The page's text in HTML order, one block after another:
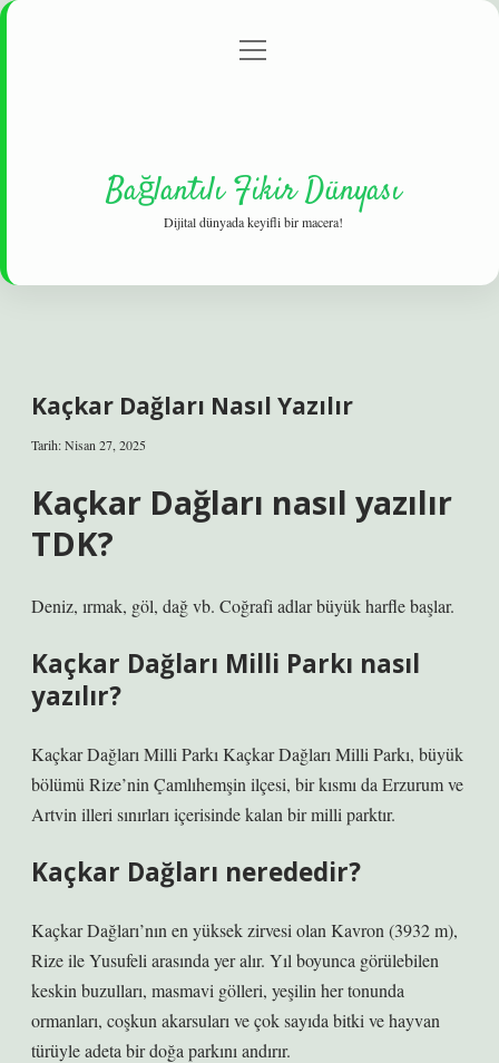
Gizlilik Politikası
menüyü
Bağlantılı Fikir Dünyası
Dijital dünyada keyifli bir macera!
Kaçkar Dağları Nasıl Yazılır
Tarih: Nisan 27, 2025
Kaçkar Dağları nasıl yazılır
TDK?
Deniz, ırmak, göl, dağ vb. Coğrafi adlar büyük harfle başlar.
Kaçkar Dağları Milli Parkı nasıl
yazılır?
Kaçkar Dağları Milli Parkı Kaçkar Dağları Milli Parkı, büyük
bölümü Rize’nin Çamlıhemşin ilçesi, bir kısmı da Erzurum ve
Artvin illeri sınırları içerisinde kalan bir milli parktır.
Kaçkar Dağları nerededir?
Kaçkar Dağları’nın en yüksek zirvesi olan Kavron (3932 m),
Rize ile Yusufeli arasında yer alır. Yıl boyunca görülebilen
keskin buzulları, masmavi gölleri, yeşilin her tonunda
ormanları, coşkun akarsuları ve çok sayıda bitki ve hayvan
türüyle adeta bir doğa parkını andırır.